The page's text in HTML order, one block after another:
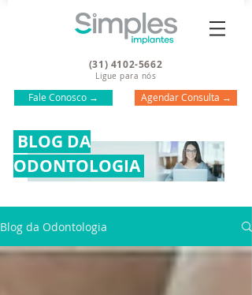
(31) 4102-5662
Ligue para nós
Fale Conosco → Agendar Consulta →
BLOG DA
ODONTOLOGIA
Blog da Odontologia